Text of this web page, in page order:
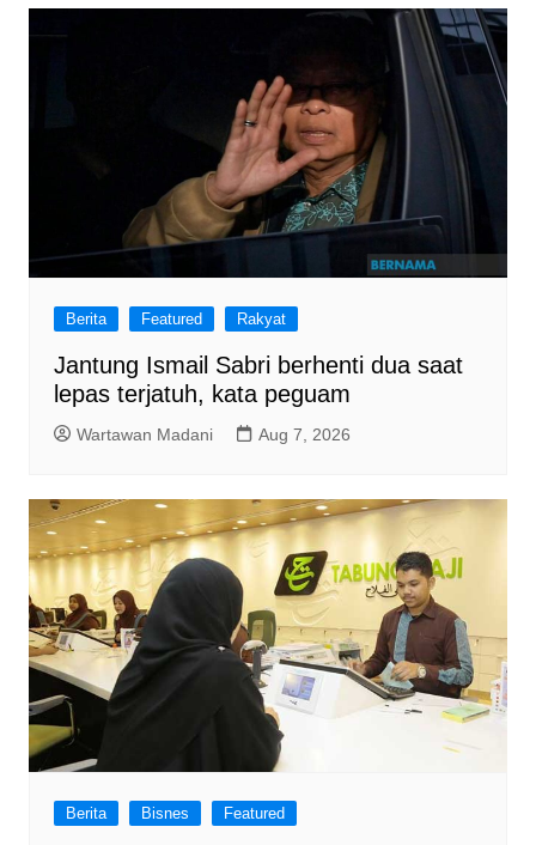
Berita Featured Rakyat
Jantung Ismail Sabri berhenti dua saat
lepas terjatuh, kata peguam
Wartawan Madani Aug 7, 2026
Berita Bisnes Featured